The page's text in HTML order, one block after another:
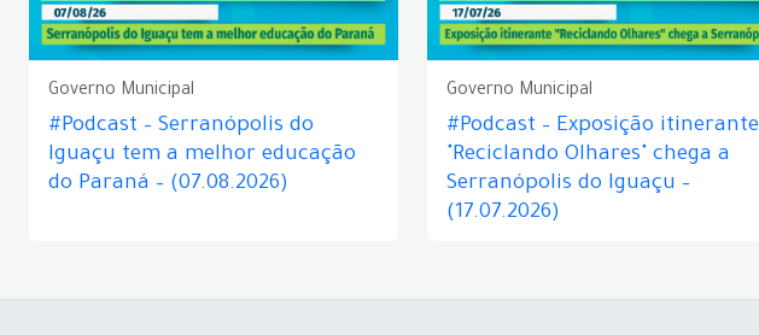
Governo Municipal
#Podcast – Serranópolis do
Iguaçu tem a melhor educação
do Paraná – (07.08.2026)
Governo Municipal
#Podcast – Exposição itinerante
"Reciclando Olhares" chega a
Serranópolis do Iguaçu –
(17.07.2026)